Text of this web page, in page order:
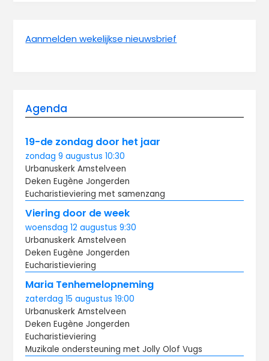
Aanmelden wekelijkse nieuwsbrief
Agenda
19-de zondag door het jaar
zondag 9 augustus10:30
Urbanuskerk Amstelveen
Deken Eugène Jongerden
Eucharistieviering met samenzang
Viering door de week
woensdag 12 augustus9:30
Urbanuskerk Amstelveen
Deken Eugène Jongerden
Eucharistieviering
Maria Tenhemelopneming
zaterdag 15 augustus19:00
Urbanuskerk Amstelveen
Deken Eugène Jongerden
Eucharistieviering
Muzikale ondersteuning met Jolly Olof Vugs